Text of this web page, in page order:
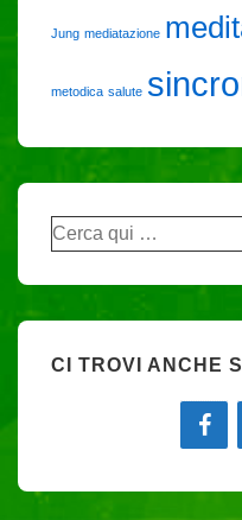
Jung mediatazione
metodica salute
Cerca:
CI TROVI ANCHE